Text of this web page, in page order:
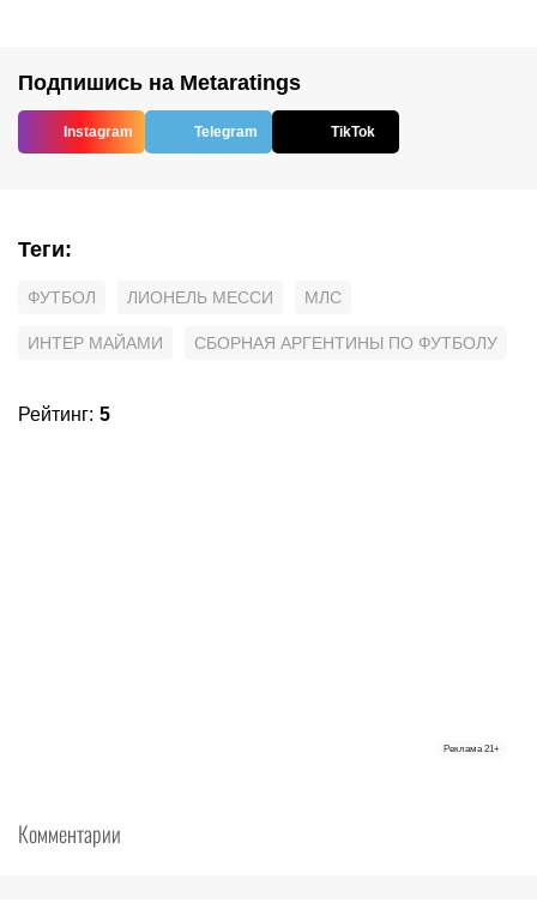
Подпишись на Metaratings
Instagram Telegram TikTok
Теги:
ФУТБОЛ ЛИОНЕЛЬ МЕССИ МЛС
ИНТЕР МАЙАМИ СБОРНАЯ АРГЕНТИНЫ ПО ФУТБОЛУ
Рейтинг: 5
Реклама 21+
Комментарии